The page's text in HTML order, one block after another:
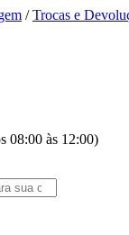
/Trocas e
08:00 às 12:00)